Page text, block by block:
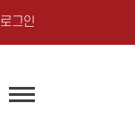
로그인